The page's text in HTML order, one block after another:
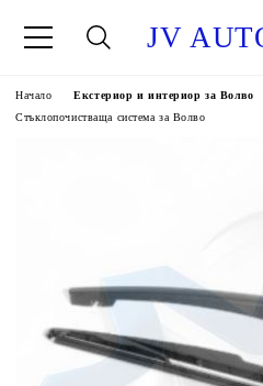
JV
Начало Екстериор и интериор за Волво
Стъклопочистваща система за Волво